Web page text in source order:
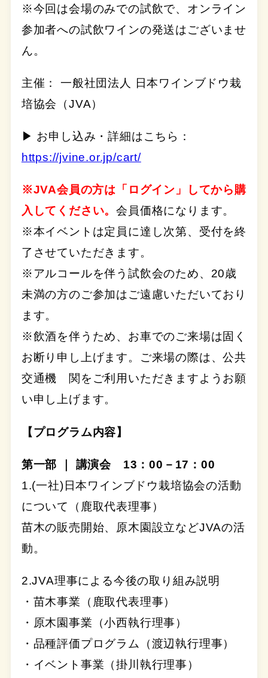
※今回は会場のみでの試飲で、オンライン
参加者への試飲ワインの発送はございませ
ん。
主催： 一般社団法人 日本ワインブドウ栽
培協会（JVA）
▶ お申し込み・詳細はこちら：
https://jvine.or.jp/cart/
※JVA会員の方は「ログイン」してから購
入してください。会員価格になります。
※本イベントは定員に達し次第、受付を終
了させていただきます。
※アルコールを伴う試飲会のため、20歳
未満の方のご参加はご遠慮いただいており
ます。
※飲酒を伴うため、お車でのご来場は固く
お断り申し上げます。ご来場の際は、公共
交通機 関をご利用いただきますようお願
い申し上げます。
【プログラム内容】
第一部 ｜ 講演会 13：00－17：00
1.(一社)日本ワインブドウ栽培協会の活動
について（鹿取代表理事）
苗木の販売開始、原木園設立などJVAの活
動。
2.JVA理事による今後の取り組み説明
・苗木事業（鹿取代表理事）
・原木園事業（小西執行理事）
・品種評価プログラム（渡辺執行理事）
・イベント事業（掛川執行理事）